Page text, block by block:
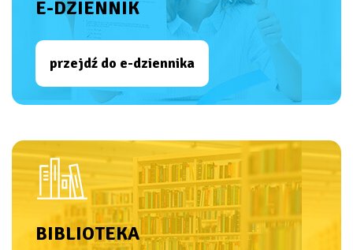
E-DZIENNIK
przejdź do e-dziennika
BIBLIOTEKA